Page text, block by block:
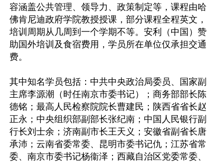
容涵盖公共管理、领导力、政策制定等，课程由哈
佛肯尼迪政府学院教授授课，部分课程全程英文，
培训周期从几周到一个学期不等。安利（中国）赞
助国外培训及食宿费用，学员所在单位仅承担交通
费。
其中知名学员包括：中共中央政治局委员、国家副
主席李源潮（时任南京市委书记）；商务部部长陈
德铭；最高人民检察院院长曹建民；陕西省省长赵
正永；中央组织部副部长张纪南；中国人民银行副
行长刘士余；济南副市长王天义；安徽省副省长唐
承沛；云南省委常委、昆明市委书记仇；江苏省常
委、南京市委书记杨衞泽；西藏自治区党委常委、